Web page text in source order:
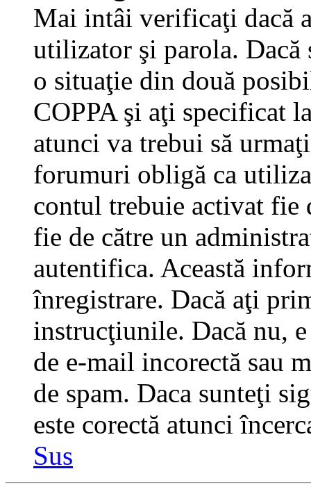
Mai intâi verificaţi dacă
utilizator şi parola. Dacă
o situaţie din două
COPPA şi aţi specificat
atunci va trebui să
forumuri obligă ca
contul trebuie activat fie
fie de către un
autentifica. Această
înregistrare. Dacă aţi
instrucţiunile. Dacă nu,
de e-mail incorectă sau
de spam. Daca sunteţi
este corectă atunci
Sus